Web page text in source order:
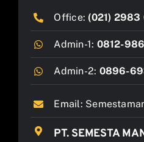
Office: (021)
Admin-1: 0812-
Admin-2: 0896-
Email:
PT. SEMESTA